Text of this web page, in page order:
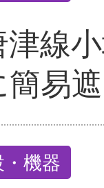
津線
易
機器